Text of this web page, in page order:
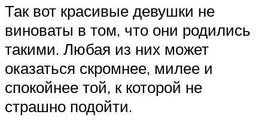
Так вот красивые девушки не
виноваты в том, что они родились
такими. Любая из них может
оказаться скромнее, милее и
спокойнее той, к которой не
страшно подойти.